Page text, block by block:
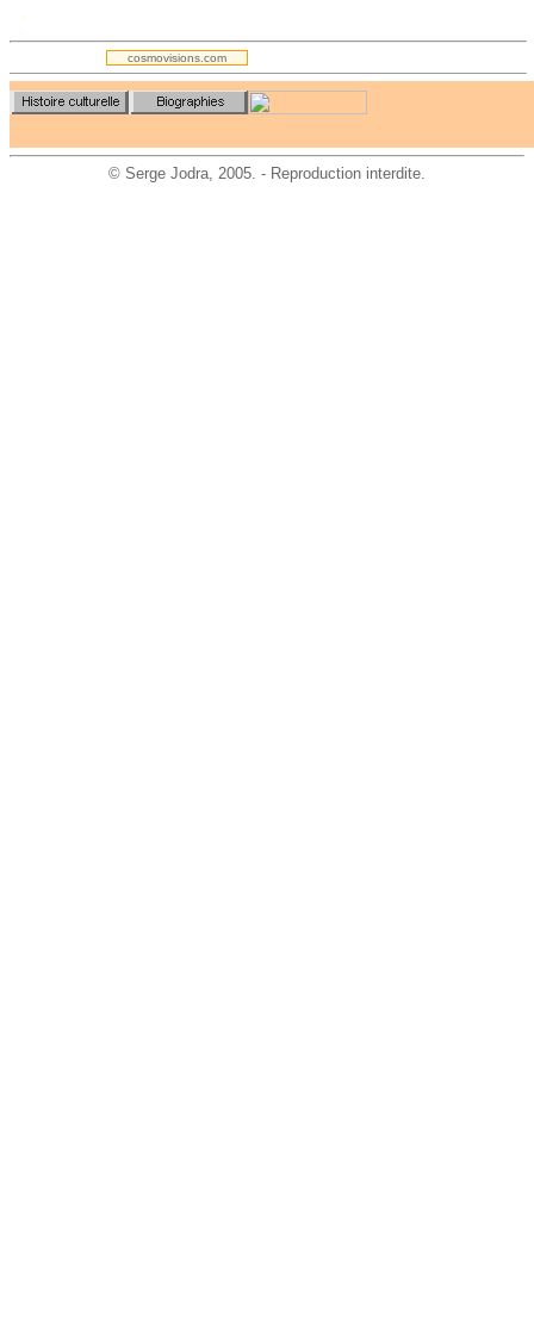
.
cosmovisions.com
© Serge Jodra, 2005. - Reproduction interdite.